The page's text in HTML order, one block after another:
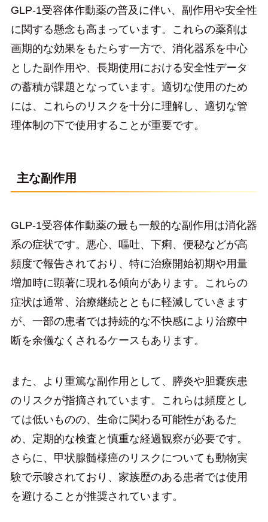
GLP-1受容体作動薬の普及に伴い、副作用や安全性
に関する懸念も高まっています。これらの薬剤は
画期的な効果をもたらす一方で、消化器系を中心
とした副作用や、長期使用における安全性データ
の蓄積が課題となっています。適切な使用のため
には、これらのリスクを十分に理解し、適切な管
理体制の下で使用することが重要です。
主な副作用
GLP-1受容体作動薬の最も一般的な副作用は消化器
系の症状です。悪心、嘔吐、下痢、便秘などが高
頻度で報告されており、特に治療開始初期や用量
増加時に顕著に現れる傾向があります。これらの
症状は通常、治療継続とともに軽減していきます
が、一部の患者では持続的な不快感により治療中
断を余儀なくされるケースもあります。
また、より重篤な副作用として、膵炎や胆嚢疾患
のリスクが指摘されています。これらは頻度とし
ては低いものの、生命に関わる可能性があるた
め、定期的な検査と慎重な経過観察が必要です。
さらに、甲状腺髄様癌のリスクについても動物実
験で示唆されており、家族歴のある患者では使用
を避けることが推奨されています。